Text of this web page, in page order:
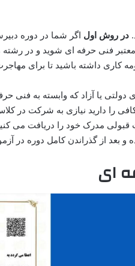
در روش اول اگر شما در دوره
فنی حرفه ای شوید و در
داشته باشید تا برای مهاجرت
یا آزاد که وابسته به فنی
را دارید نیازی به شرکت
مدرک خود را دریافت می
بعد از گذراندن کامل دوره در
ای